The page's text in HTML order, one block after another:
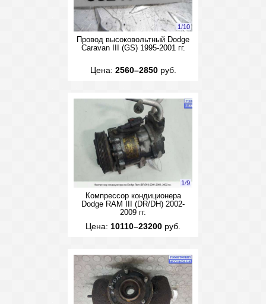
1/10
Провод высоковольтный Dodge
Caravan III (GS) 1995-2001 гг.
Цена: 2560–2850руб.
1/9
Компрессор кондиционера
Dodge RAM III (DR/DH) 2002-
2009 гг.
Цена: 10110–23200 руб.